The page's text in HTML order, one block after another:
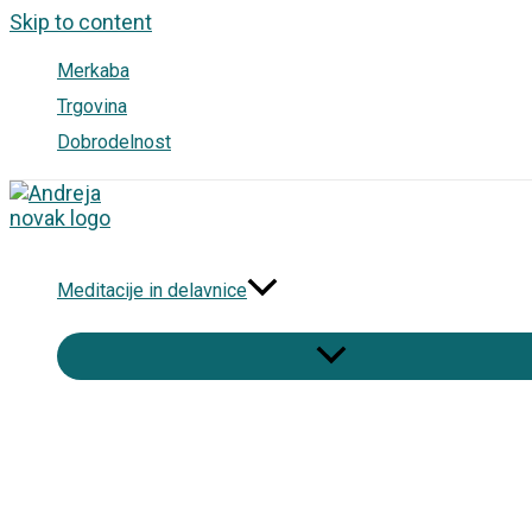
Skip to content
Merkaba
Trgovina
Dobrodelnost
Meditacije in delavnice